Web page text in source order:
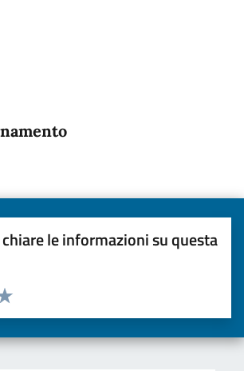
le informazioni su questa
la pagina
5 stelle su 5
4 stelle su 5
su 5
su 5
su 5